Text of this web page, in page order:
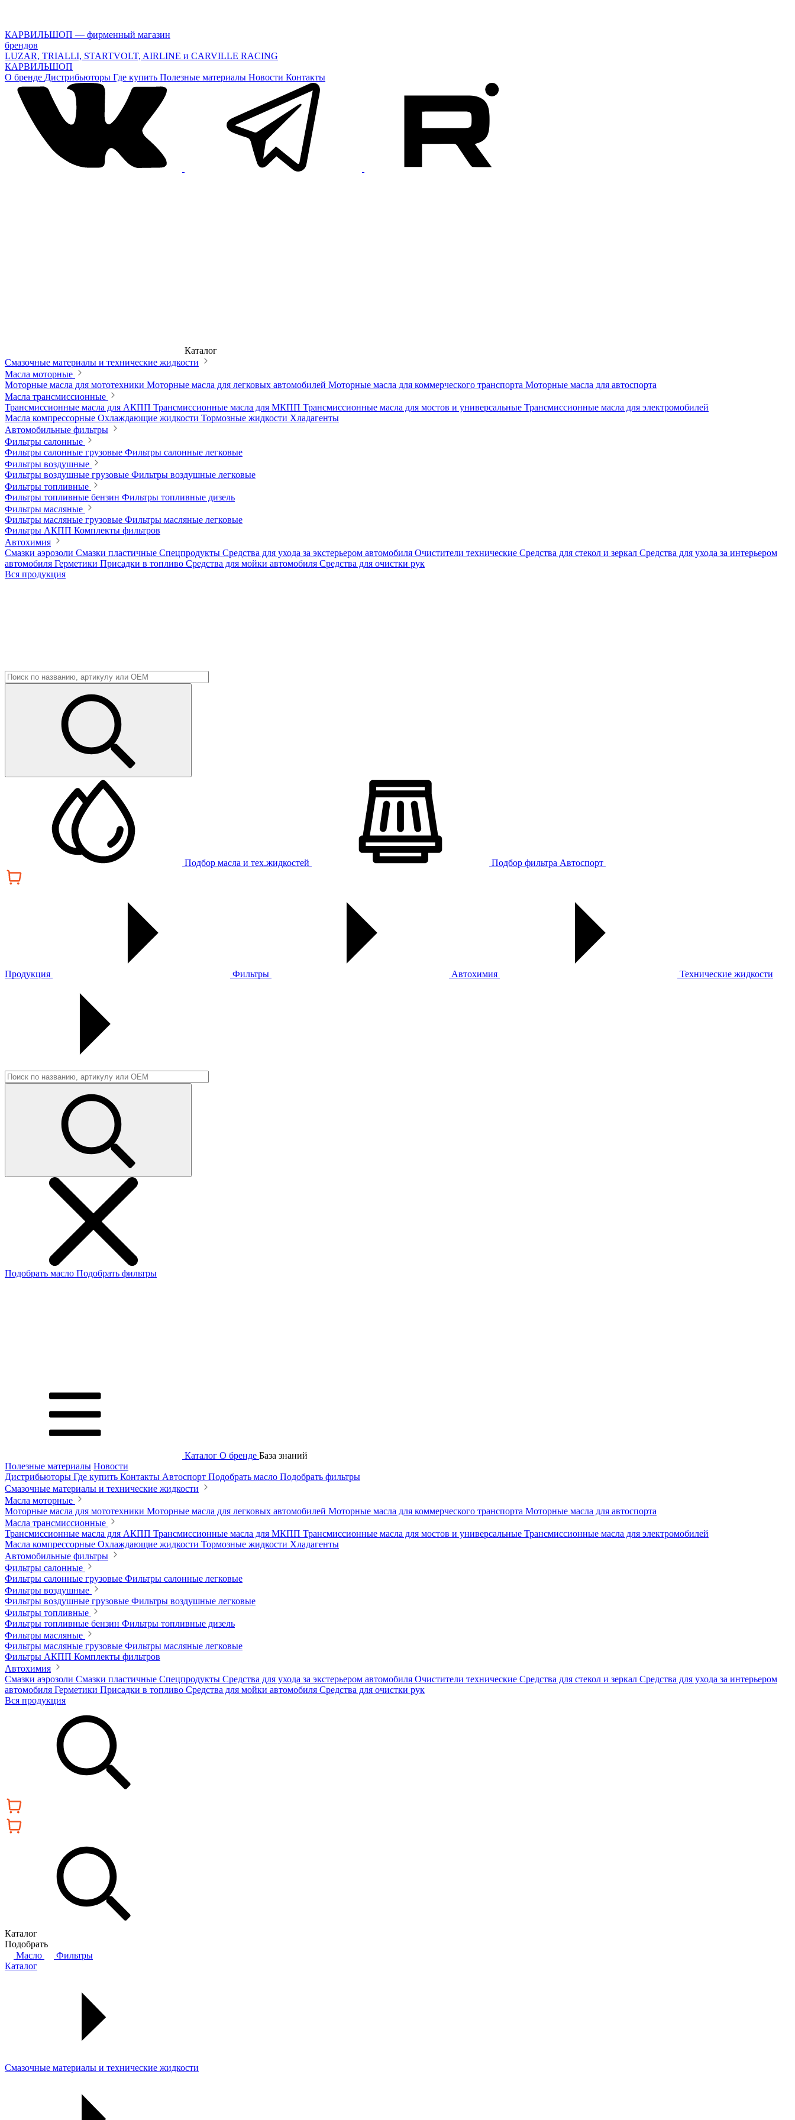
КАРВИЛЬШОП — фирменный магазин
брендов
LUZAR, TRIALLI, STARTVOLT, AIRLINE и CARVILLE RACING
КАРВИЛЬШОП
О бренде Дистрибьюторы Где купить Полезные материалы Новости Контакты
Каталог
Смазочные материалы и технические жидкости
Масла моторные
Моторные масла для мототехники Моторные масла для легковых автомобилей Моторные масла для коммерческого транспорта Моторные масла для автоспорта
Масла трансмиссионные
Трансмиссионные масла для АКПП Трансмиссионные масла для МКПП Трансмиссионные масла для мостов и универсальные Трансмиссионные масла для электромобилей
Масла компрессорные Охлаждающие жидкости Тормозные жидкости Хладагенты
Автомобильные фильтры
Фильтры салонные
Фильтры салонные грузовые Фильтры салонные легковые
Фильтры воздушные
Фильтры воздушные грузовые Фильтры воздушные легковые
Фильтры топливные
Фильтры топливные бензин Фильтры топливные дизель
Фильтры масляные
Фильтры масляные грузовые Фильтры масляные легковые
Фильтры АКПП Комплекты фильтров
Автохимия
Смазки аэрозоли Смазки пластичные Спецпродукты Средства для ухода за экстерьером автомобиля Очистители технические Средства для стекол и зеркал Средства для ухода за интерьером
автомобиля Герметики Присадки в топливо Средства для мойки автомобиля Средства для очистки рук
Вся продукция
Подбор масла и тех.жидкостей Подбор фильтра Автоспорт
Продукция Фильтры Автохимия Технические жидкости
Подобрать масло Подобрать фильтры
Каталог О бренде База знаний
Полезные материалы Новости
Дистрибьюторы Где купить Контакты Автоспорт Подобрать масло Подобрать фильтры
Смазочные материалы и технические жидкости
Масла моторные
Моторные масла для мототехники Моторные масла для легковых автомобилей Моторные масла для коммерческого транспорта Моторные масла для автоспорта
Масла трансмиссионные
Трансмиссионные масла для АКПП Трансмиссионные масла для МКПП Трансмиссионные масла для мостов и универсальные Трансмиссионные масла для электромобилей
Масла компрессорные Охлаждающие жидкости Тормозные жидкости Хладагенты
Автомобильные фильтры
Фильтры салонные
Фильтры салонные грузовые Фильтры салонные легковые
Фильтры воздушные
Фильтры воздушные грузовые Фильтры воздушные легковые
Фильтры топливные
Фильтры топливные бензин Фильтры топливные дизель
Фильтры масляные
Фильтры масляные грузовые Фильтры масляные легковые
Фильтры АКПП Комплекты фильтров
Автохимия
Смазки аэрозоли Смазки пластичные Спецпродукты Средства для ухода за экстерьером автомобиля Очистители технические Средства для стекол и зеркал Средства для ухода за интерьером
автомобиля Герметики Присадки в топливо Средства для мойки автомобиля Средства для очистки рук
Вся продукция
Каталог
Подобрать
Масло
Фильтры
Каталог
Смазочные материалы и технические жидкости